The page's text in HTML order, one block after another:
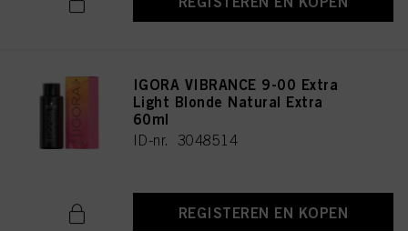
IGORA VIBRANCE 9-00 Extra
Light Blonde Natural Extra
60ml
ID-nr. 3048514
REGISTEREN EN KOPEN